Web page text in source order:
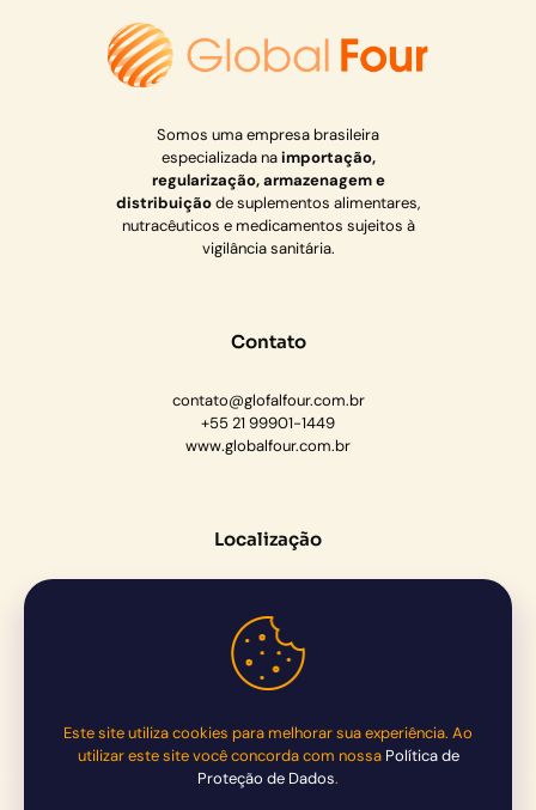
Somos uma empresa brasileira
especializada naimportação,
regularização, armazenagem e
distribuiçãode suplementos alimentares,
nutracêuticos e medicamentos sujeitos à
vigilância sanitária.
Contato
contato@glofalfour.com.br
+55 21 99901-1449
www.globalfour.com.br
Localização
Centro, Paraíba do Sul, RJ
CEP: 25850-000
Este site utiliza cookies para melhorar sua experiência. Ao
utilizar este site você concorda com nossa Política de
Proteção de Dados.